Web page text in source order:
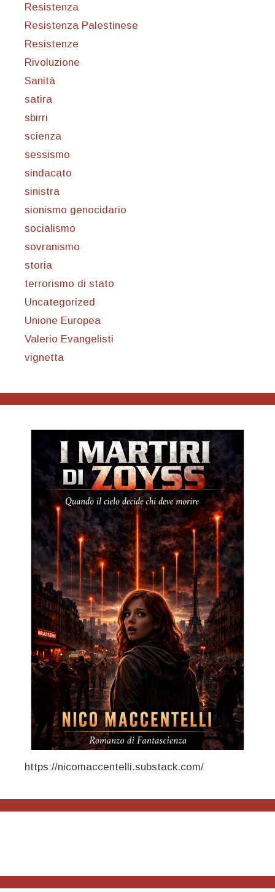
Resistenza
Resistenza Palestinese
Resistenze
Rivoluzione
Sanità
satira
sbirri
scienza
sessismo
sindacato
sinistra
sionismo genocidario
socialismo
sovranismo
storia
terrorismo di stato
Uncategorized
Unione Europea
Valerio Evangelisti
vignetta
https://nicomaccentelli.substack.com/